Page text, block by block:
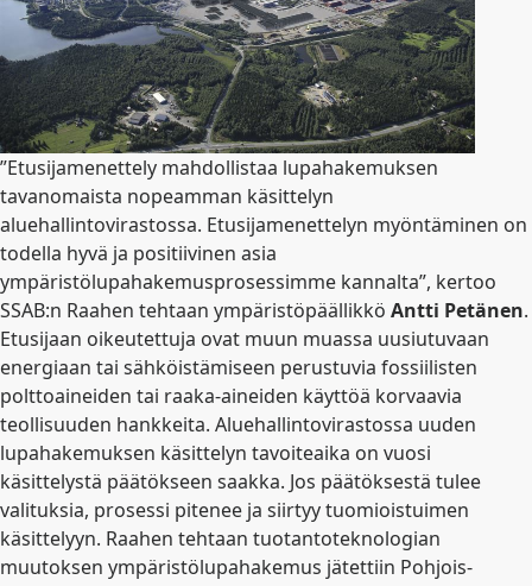
”Etusijamenettely mahdollistaa lupahakemuksen
tavanomaista nopeamman käsittelyn
aluehallintovirastossa. Etusijamenettelyn myöntäminen on
todella hyvä ja positiivinen asia
ympäristölupahakemusprosessimme kannalta”, kertoo
SSAB:n Raahen tehtaan ympäristöpäällikkö Antti Petänen.
Etusijaan oikeutettuja ovat muun muassa uusiutuvaan
energiaan tai sähköistämiseen perustuvia fossiilisten
polttoaineiden tai raaka-aineiden käyttöä korvaavia
teollisuuden hankkeita. Aluehallintovirastossa uuden
lupahakemuksen käsittelyn tavoiteaika on vuosi
käsittelystä päätökseen saakka. Jos päätöksestä tulee
valituksia, prosessi pitenee ja siirtyy tuomioistuimen
käsittelyyn. Raahen tehtaan tuotantoteknologian
muutoksen ympäristölupahakemus jätettiin Pohjois-